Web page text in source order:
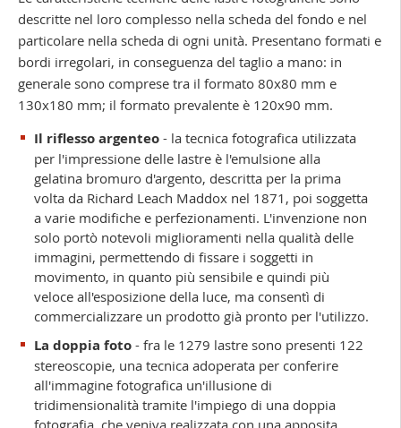
descritte nel loro complesso nella scheda del fondo e nel
particolare nella scheda di ogni unità. Presentano formati e
bordi irregolari, in conseguenza del taglio a mano: in
generale sono comprese tra il formato 80x80 mm e
130x180 mm; il formato prevalente è 120x90 mm.
Il riflesso argenteo- la tecnica fotografica utilizzata
per l'impressione delle lastre è l'emulsione alla
gelatina bromuro d'argento, descritta per la prima
volta da Richard Leach Maddox nel 1871, poi soggetta
a varie modifiche e perfezionamenti. L'invenzione non
solo portò notevoli miglioramenti nella qualità delle
immagini, permettendo di fissare i soggetti in
movimento, in quanto più sensibile e quindi più
veloce all'esposizione della luce, ma consentì di
commercializzare un prodotto già pronto per l'utilizzo.
La doppia foto- fra le 1279 lastre sono presenti 122
stereoscopie, una tecnica adoperata per conferire
all'immagine fotografica un'illusione di
tridimensionalità tramite l'impiego di una doppia